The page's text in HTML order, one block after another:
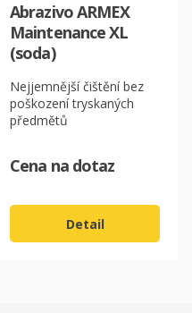
Abrazivo ARMEX
Maintenance XL
(soda)
Nejjemnější čištění bez
poškození tryskaných
předmětů
Cena na dotaz
Detail